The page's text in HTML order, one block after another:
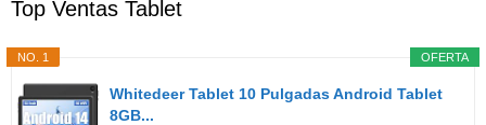
Top Ventas Tablet
OFERTA
NO. 1
Whitedeer Tablet 10 Pulgadas Android Tablet
8GB...